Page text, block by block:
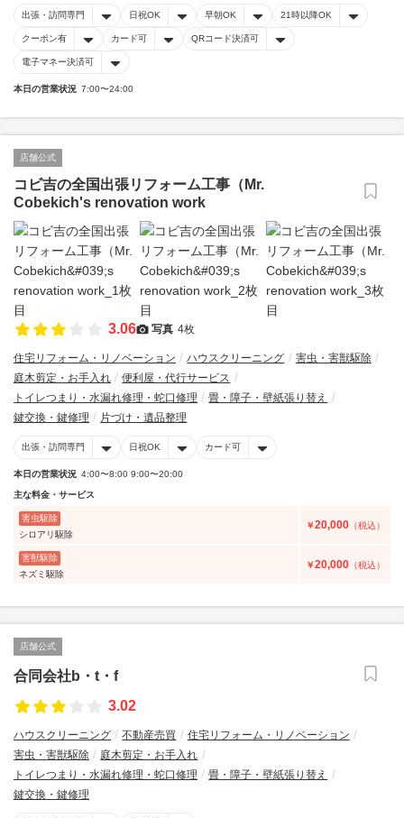
出張・訪問専門 日祝OK 早朝OK 21時以降OK
クーポン有 カード可 QRコード決済可
電子マネー決済可
本日の営業状況 7:00〜24:00
店舗公式
コビ吉の全国出張リフォーム工事（Mr.
Cobekich's renovation work
3.06 写真 4枚
住宅リフォーム・リノベーション ハウスクリーニング
害虫・害獣駆除
庭木剪定・お手入れ
便利屋・代行サービス
トイレつまり・水漏れ修理・蛇口修理
畳・障子・壁紙張り替え
鍵交換・鍵修理
片づけ・遺品整理
出張・訪問専門 日祝OK カード可
本日の営業状況 4:00〜8:00 9:00〜20:00
主な料金・サービス
害虫駆除
シロアリ駆除
￥20,000 （税込）
害獣駆除
ネズミ駆除
￥20,000 （税込）
店舗公式
合同会社b・t・f
3.02
ハウスクリーニング 不動産売買
住宅リフォーム・リノベーション
害虫・害獣駆除
庭木剪定・お手入れ
トイレつまり・水漏れ修理・蛇口修理
畳・障子・壁紙張り替え
鍵交換・鍵修理